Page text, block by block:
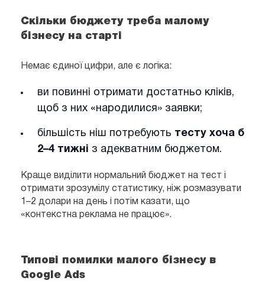
Скільки бюджету треба малому
бізнесу на старті
Немає єдиної цифри, але є логіка:
ви повинні отримати достатньо кліків,
щоб з них «народилися» заявки;
більшість ніш потребують тесту хоча б
2–4 тижні з адекватним бюджетом.
Краще виділити нормальний бюджет на тест і
отримати зрозумілу статистику, ніж розмазувати
1–2 долари на день і потім казати, що
«контекстна реклама не працює».
Типові помилки малого бізнесу в
Google Ads